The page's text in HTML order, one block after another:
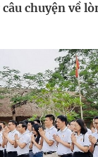
chuyện về